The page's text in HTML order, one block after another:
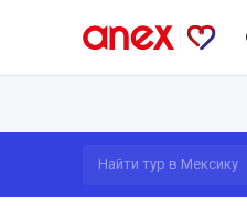
Найти тур в Мексику